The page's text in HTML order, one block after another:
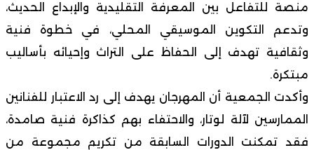
منصة للتفاعل بين المعرفة التقليدية والإبداع الحديث،
وتدعم التكوين الموسيقي المحلي، في خطوة فنية
وثقافية تهدف إلى الحفاظ على التراث وإحيائه بأساليب
مبتكرة.
وأكدت الجمعية أن المهرجان يهدف إلى رد الاعتبار للفنانين
الممارسين لآلة لوتار، والاحتفاء بهم كذاكرة فنية صامدة،
فقد تمكنت الدورات السابقة من تكريم مجموعة من